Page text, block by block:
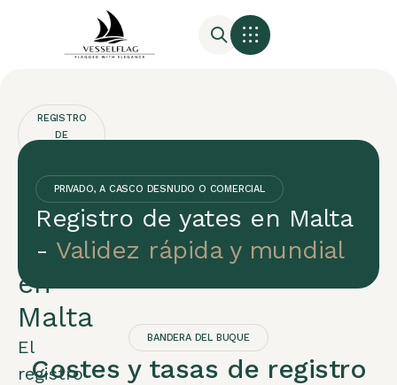
REGISTRO
DE
Registro
de
yates
en
Malta
El
registro
PRIVADO, A CASCO DESNUDO O COMERCIAL
Registro de yates en Malta
- Validez rápida y mundial
BANDERA DEL BUQUE
Costes y tasas de registro